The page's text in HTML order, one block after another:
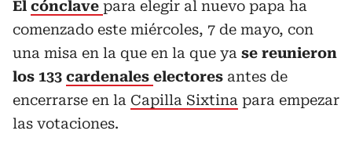
El cónclave para elegir al nuevo papa ha
comenzado este miércoles, 7 de mayo, con
una misa en la que en la que ya se reunieron
los 133 cardenales electores antes de
encerrarse en la Capilla Sixtina para empezar
las votaciones.